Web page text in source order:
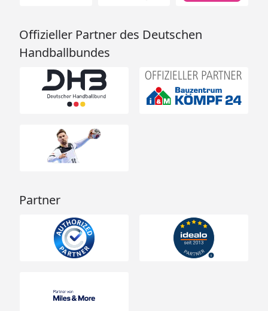
Offizieller Partner des Deutschen
Handballbundes
Partner